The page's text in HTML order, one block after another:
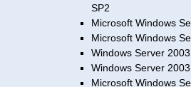
SP2
Microsoft Windows
Microsoft Windows
Windows Server
Windows Server
Microsoft Windows